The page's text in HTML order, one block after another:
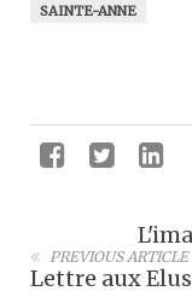
SAINTE-ANNE
PREVIOUS ARTICLE
Lettre aux